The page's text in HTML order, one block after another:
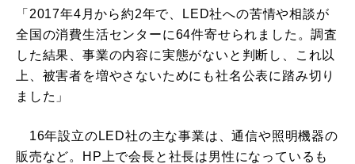
「2017年4月から約2年で、LED社への苦情や相談が
全国の消費生活センターに64件寄せられました。調査
した結果、事業の内容に実態がないと判断し、これ以
上、被害者を増やさないためにも社名公表に踏み切り
ました」
16年設立のLED社の主な事業は、通信や照明機器の
販売など。HP上で会長と社長は男性になっているも